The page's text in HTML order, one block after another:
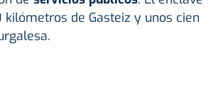
kilómetros de Gasteiz y unos cien